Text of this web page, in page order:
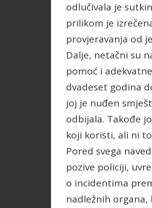
odlučivala je
prilikom je
provjeravanja od
Dalje, netačni su
pomoć i
dvadeset godina
joj je nuđen
odbijala. Takođe
koji koristi, ali ni
Pored svega
pozive policiji,
o incidentima
nadležnih